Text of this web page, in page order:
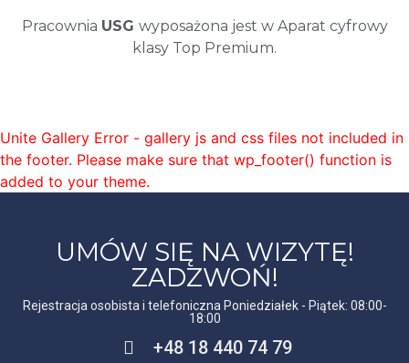
Pracownia USG wyposażona jest w Aparat cyfrowy
klasy Top Premium.
Unite Gallery Error - gallery js and css files not included in
the footer. Please make sure that wp_footer() function is
added to your theme.
UMÓW SIĘ NA WIZYTĘ!
ZADZWOŃ!
Rejestracja osobista i telefoniczna Poniedziałek - Piątek: 08:00-
18:00
+48 18 440 74 79